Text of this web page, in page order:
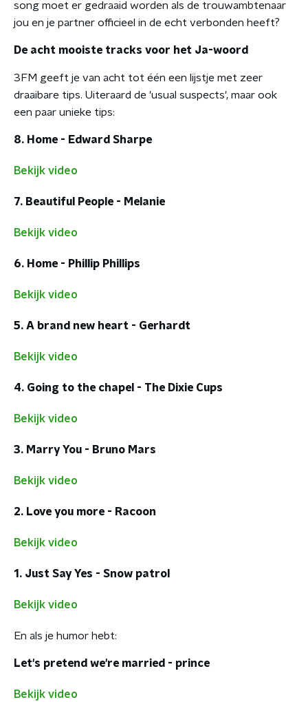
song moet er gedraaid worden als de trouwambtenaar
jou en je partner officieel in de echt verbonden heeft?
De acht mooiste tracks voor het Ja-woord
3FM geeft je van acht tot één een lijstje met zeer
draaibare tips. Uiteraard de 'usual suspects', maar ook
een paar unieke tips:
8. Home - Edward Sharpe
Bekijk video
7. Beautiful People - Melanie
Bekijk video
6. Home - Phillip Phillips
Bekijk video
5. A brand new heart - Gerhardt
Bekijk video
4. Going to the chapel - The Dixie Cups
Bekijk video
3. Marry You - Bruno Mars
Bekijk video
2. Love you more - Racoon
Bekijk video
1. Just Say Yes - Snow patrol
Bekijk video
En als je humor hebt:
Let's pretend we're married - prince
Bekijk video